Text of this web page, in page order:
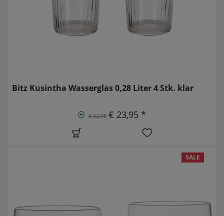
Bitz Kusintha Wasserglas 0,28 Liter 4 Stk. klar
€ 32,95 € 23,95 *
SALE